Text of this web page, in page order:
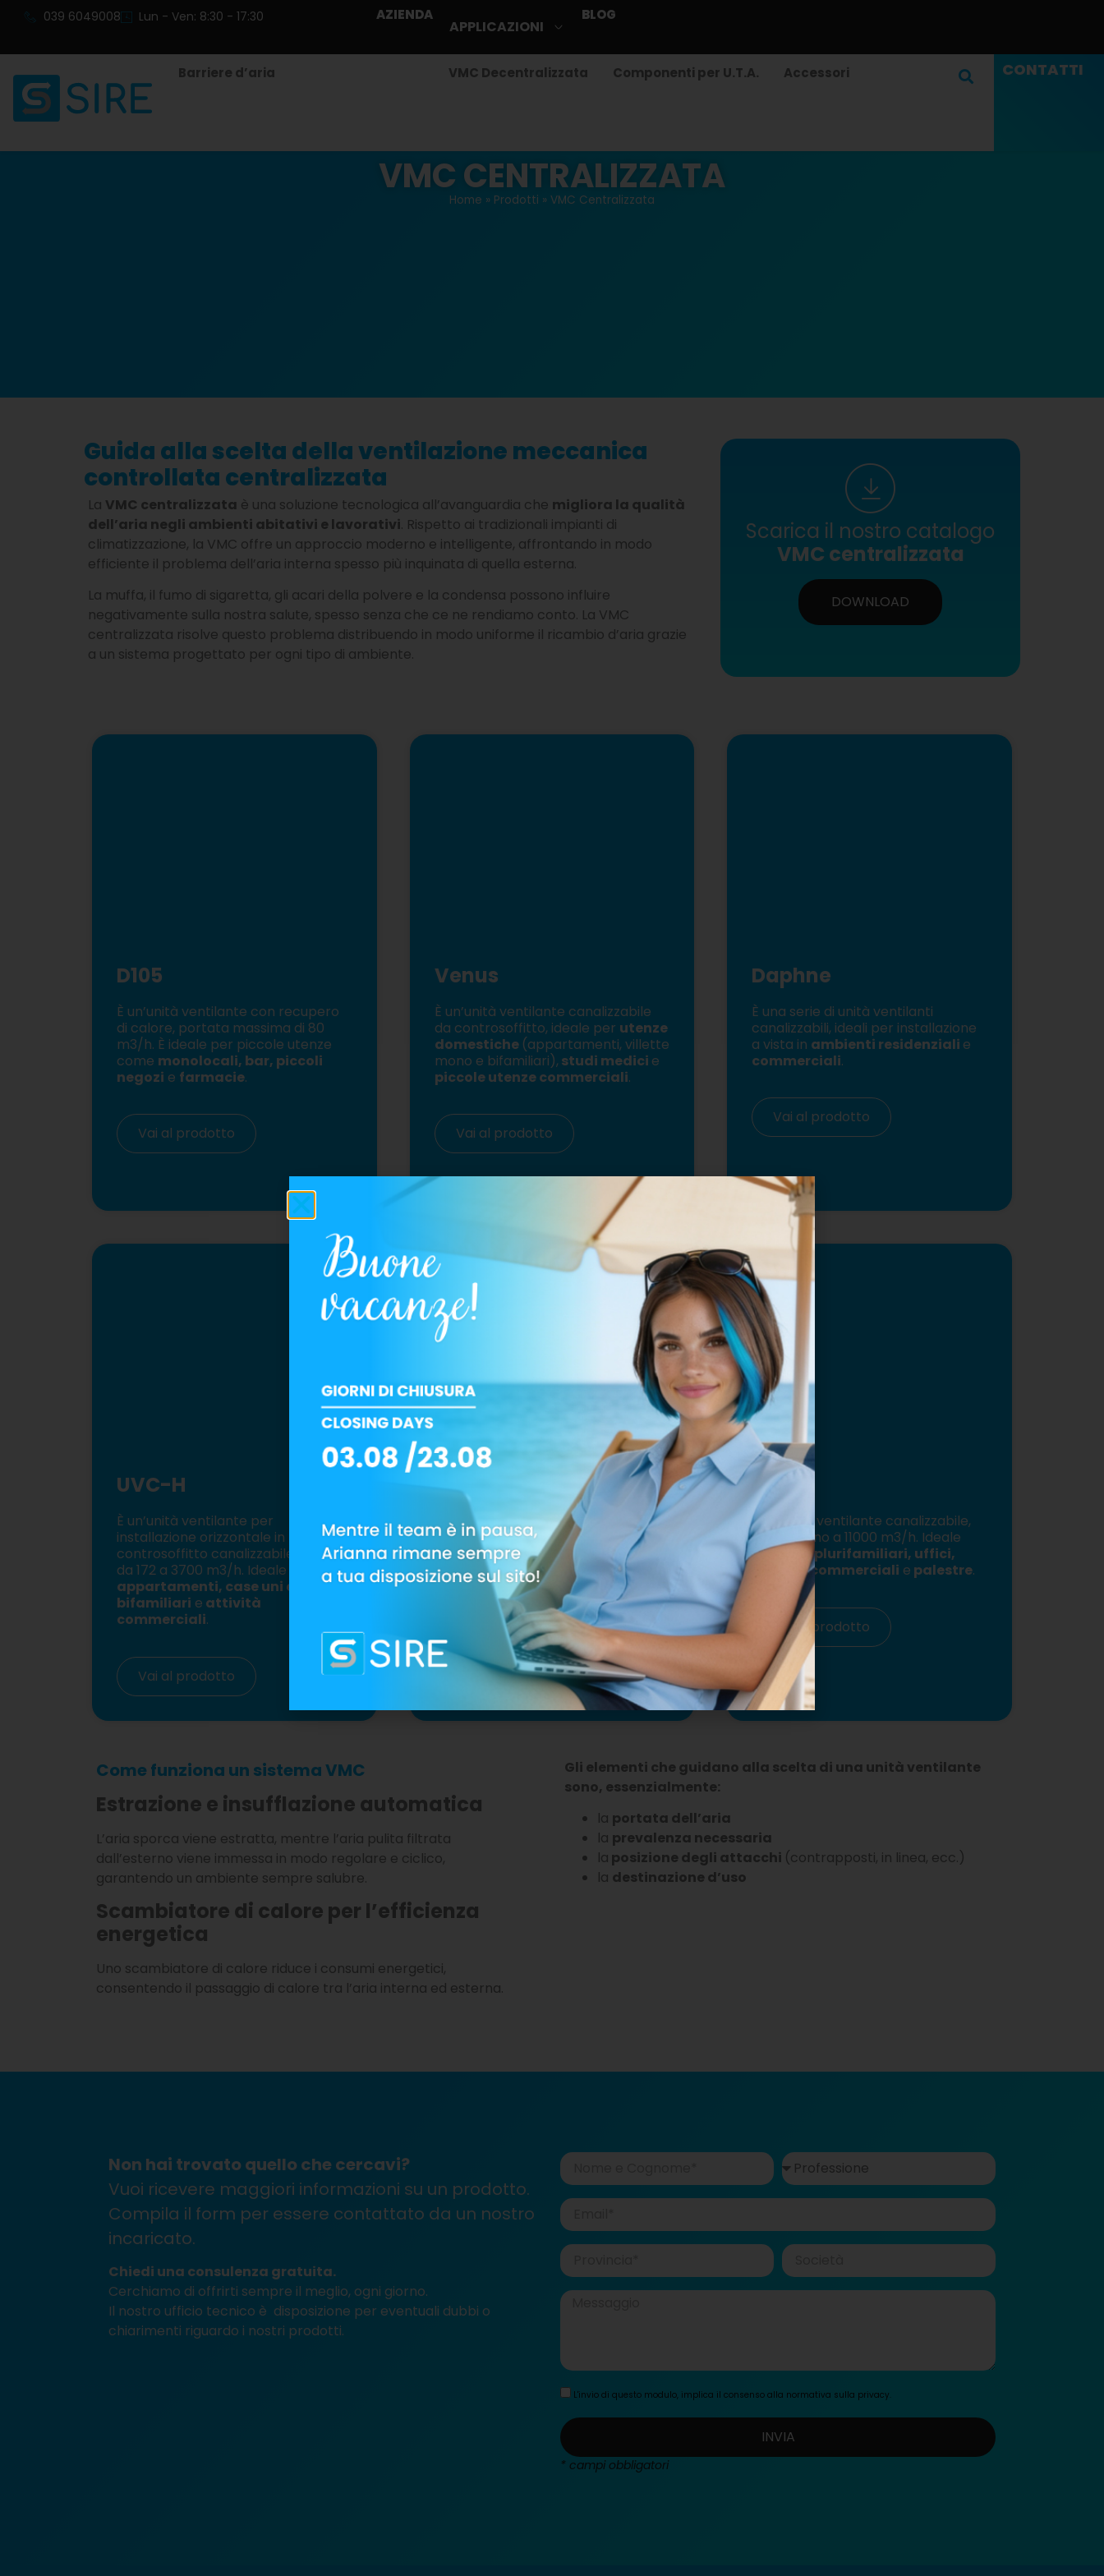
039 6049008 Lun - Ven: 8:30 - 17:30 AZIENDA
APPLICAZIONI
BLOG
Barriere d’aria VMC Decentralizzata Componenti per U.T.A. Accessori CONTATTI
VMC CENTRALIZZATA
Home » Prodotti » VMC Centralizzata
Guida alla scelta della ventilazione meccanica
controllata centralizzata
La VMC centralizzata è una soluzione tecnologica all’avanguardia che migliora la qualità
dell’aria negli ambienti abitativi e lavorativi. Rispetto ai tradizionali impianti di
climatizzazione, la VMC offre un approccio moderno e intelligente, affrontando in modo
efficiente il problema dell’aria interna spesso più inquinata di quella esterna.
La muffa, il fumo di sigaretta, gli acari della polvere e la condensa possono influire
negativamente sulla nostra salute, spesso senza che ce ne rendiamo conto. La VMC
centralizzata risolve questo problema distribuendo in modo uniforme il ricambio d’aria grazie
a un sistema progettato per ogni tipo di ambiente.
Scarica il nostro catalogo
VMC centralizzata
DOWNLOAD
D105
È un’unità ventilante con recupero
di calore, portata massima di 80
m3/h. È ideale per piccole utenze
come monolocali, bar, piccoli
negozi e farmacie.
Vai al prodotto
Venus
È un’unità ventilante canalizzabile
da controsoffitto, ideale per utenze
domestiche (appartamenti, villette
mono e bifamiliari), studi medici e
piccole utenze commerciali.
Vai al prodotto
Daphne
È una serie di unità ventilanti
canalizzabili, ideali per installazione
a vista in ambienti residenziali e
commerciali.
Vai al prodotto
UVC-H
È un’unità ventilante per
installazione orizzontale in
controsoffitto canalizzabile, portata
da 172 a 3700 m3/h. Ideale per
appartamenti, case uni e
bifamiliari e attività
commerciali.
Vai al prodotto
UVC-V
È un’unità ventilante per
installazione verticale canalizzabile,
portata fino a 4850 m3/h circa. È
ideale per edifici commerciali
industriali.
Vai al prodotto
Max
È un’u
nità ventilante canalizzabile,
portate fino a 11000 m3/h. Ideale
per case plurifamiliari, uffici,
attività commerciali e palestre.
Vai al prodotto
Come funziona un sistema VMC
Estrazione e insufflazione automatica
L’aria sporca viene estratta, mentre l’aria pulita filtrata
dall’esterno viene immessa in modo regolare e ciclico,
garantendo un ambiente sempre salubre.
Scambiatore di calore per l’efficienza
energetica
Uno scambiatore di calore riduce i consumi energetici,
consentendo il passaggio di calore tra l’aria interna ed esterna.
Gli elementi che guidano alla scelta di una unità ventilante
sono, essenzialmente:
la portata dell’aria
la prevalenza necessaria
la posizione degli attacchi (contrapposti, in linea, ecc.)
la destinazione d’uso
Non hai trovato quello che cercavi?
Vuoi ricevere maggiori informazioni su un prodotto.
Compila il form per essere contattato da un nostro
incaricato.
Chiedi una consulenza gratuita.
Cerchiamo di offrirti sempre il meglio, ogni giorno.
Il nostro ufficio tecnico è disposizione per eventuali dubbi o
chiarimenti riguardo i nostri prodotti.
L'invio di questo modulo, implica il consenso alla normativa sulla privacy
INVIA
* campi obbligatori